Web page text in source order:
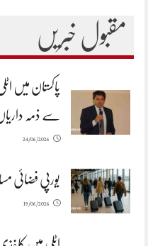
مقبول خبریں
پاکستان میں
سے ذمہ
24/06/2026
یورپی فضائی
19/06/2026